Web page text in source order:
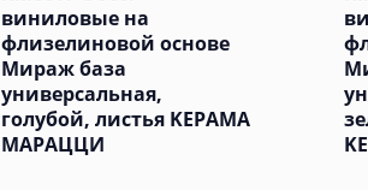
виниловые на
флизелиновой основе
Мираж база
универсальная,
голубой, листья KЕРАМА
МАРАЦЦИ